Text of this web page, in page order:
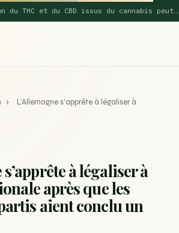
et du CBD issus du cannabis peut…
montre que la vaporisation du
99…
›
L’Allemagne s’apprête à légaliser à
s’apprête à légaliser à
après que les
aient conclu un